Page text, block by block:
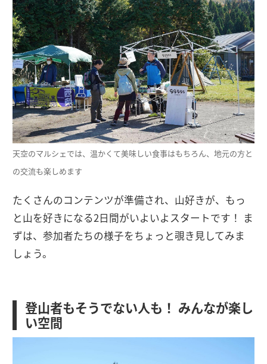
天空のマルシェでは、温かくて美味しい食事はもちろん、地元の方と
の交流も楽しめます
たくさんのコンテンツが準備され、山好きが、もっ
と山を好きになる2日間がいよいよスタートです！ ま
ずは、参加者たちの様子をちょっと覗き見してみま
しょう。
登山者もそうでない人も！ みんなが楽し
い空間